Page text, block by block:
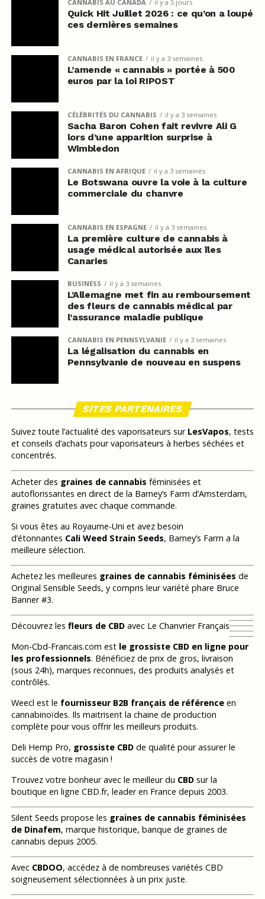
CANNABIS AU CANADA il y a 5 jours
Quick Hit Juillet 2026 : ce qu’on a loupé
ces dernières semaines
CANNABIS EN FRANCE il y a 3 semaines
L’amende « cannabis » portée à 500
euros par la loi RIPOST
CÉLÉBRITÉS DU CANNABIS il y a 3 semaines
Sacha Baron Cohen fait revivre Ali G
lors d’une apparition surprise à
Wimbledon
CANNABIS EN AFRIQUE il y a 3 semaines
Le Botswana ouvre la voie à la culture
commerciale du chanvre
CANNABIS EN ESPAGNE il y a 3 semaines
La première culture de cannabis à
usage médical autorisée aux îles
Canaries
BUSINESS il y a 3 semaines
L’Allemagne met fin au remboursement
des fleurs de cannabis médical par
l’assurance maladie publique
CANNABIS EN PENNSYLVANIE il y a 3 semaines
La légalisation du cannabis en
Pennsylvanie de nouveau en suspens
SITES PARTENAIRES
Suivez toute l’actualité des vaporisateurs sur LesVapos, tests
et conseils d’achats pour vaporisateurs à herbes séchées et
concentrés.
Acheter des graines de cannabis féminisées et
autoflorissantes en direct de la Barney’s Farm d’Amsterdam,
graines gratuites avec chaque commande.
Si vous êtes au Royaume-Uni et avez besoin
d’étonnantes Cali Weed Strain Seeds, Barney’s Farm a la
meilleure sélection.
Achetez les meilleures graines de cannabis féminisées de
Original Sensible Seeds, y compris leur variété phare Bruce
Banner #3.
Découvrez les fleurs de CBDavec Le Chanvrier Français
Mon-Cbd-Francais.com est le grossiste CBD en ligne pour
les professionnels. Bénéficiez de prix de gros, livraison
(sous 24h), marques reconnues, des produits analysés et
contrôlés.
Weecl est le fournisseur B2B français de référenceen
cannabinoïdes. Ils maitrisent la chaine de production
complète pour vous offrir les meilleurs produits.
Deli Hemp Pro, grossiste CBDde qualité pour assurer le
succès de votre magasin !
Trouvez votre bonheur avec le meilleur du CBDsur la
boutique en ligne CBD.fr, leader en France depuis 2003.
Silent Seeds propose les graines de cannabis féminisées
de Dinafem, marque historique, banque de graines de
cannabis depuis 2005.
Avec CBDOO, accédez à de nombreuses variétés CBD
soigneusement sélectionnées à un prix juste.